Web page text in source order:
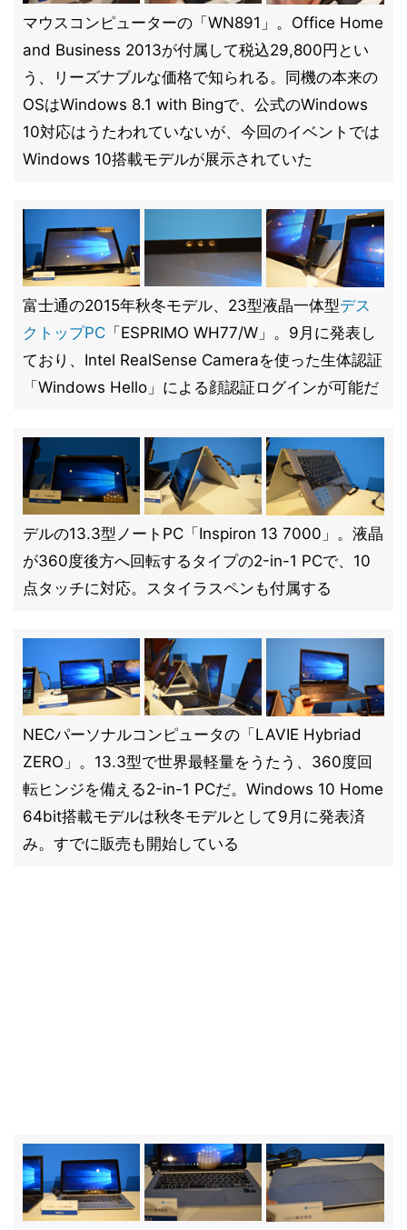
マウスコンピューターの「WN891」。Office Home
and Business 2013が付属して税込29,800円とい
う、リーズナブルな価格で知られる。同機の本来の
OSはWindows 8.1 with Bingで、公式のWindows
10対応はうたわれていないが、今回のイベントでは
Windows 10搭載モデルが展示されていた
富士通の2015年秋冬モデル、23型液晶一体型デス
クトップPC 「ESPRIMO WH77/W」。9月に発表し
ており、Intel RealSense Cameraを使った生体認証
「Windows Hello」による顔認証ログインが可能だ
デルの13.3型ノートPC「Inspiron 13 7000」。液晶
が360度後方へ回転するタイプの2-in-1 PCで、10
点タッチに対応。スタイラスペンも付属する
NECパーソナルコンピュータの「LAVIE Hybriad
ZERO」。13.3型で世界最軽量をうたう、360度回
転ヒンジを備える2-in-1 PCだ。Windows 10 Home
64bit搭載モデルは秋冬モデルとして9月に発表済
み。すでに販売も開始している